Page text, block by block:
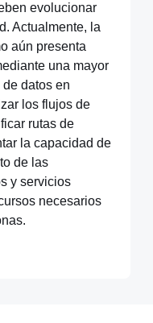
evolucionar
Actualmente, la
aún presenta
una mayor
datos en
los flujos de
rutas de
la capacidad de
de las
y servicios
necesarios